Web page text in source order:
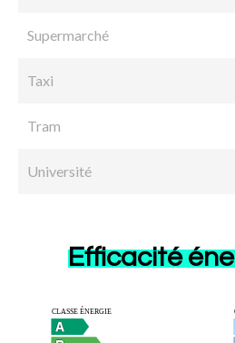
Supermarché
Taxi
Tram
Université
Efficacité